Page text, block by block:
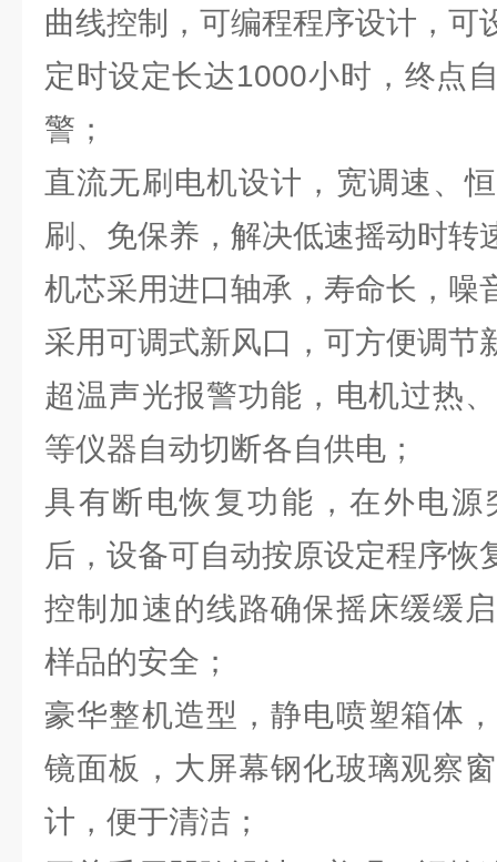
曲线控制，可编程程序设计，可
定时设定长达1000小时，终点
警；
直流无刷电机设计，宽调速、
刷、免保养，解决低速摇动时转
机芯采用进口轴承，寿命长，噪
采用可调式新风口，可方便调节
超温声光报警功能，电机过热
等仪器自动切断各自供电；
具有断电恢复功能，在外电源
后，设备可自动按原设定程序恢
控制加速的线路确保摇床缓缓
样品的安全；
豪华整机造型，静电喷塑箱体
镜面板，大屏幕钢化玻璃观察
计，便于清洁；